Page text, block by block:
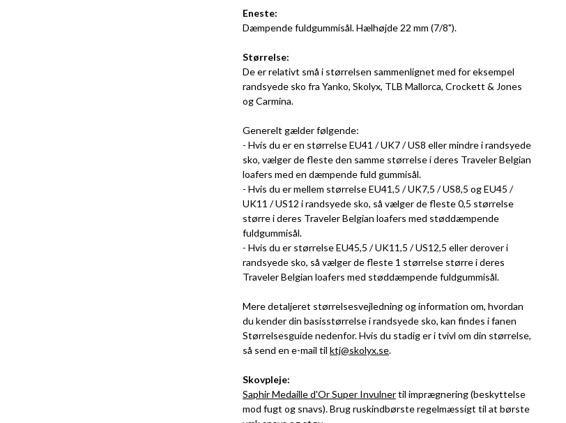
Eneste:
Dæmpende fuldgummisål. Hælhøjde 22 mm (7/8").
Størrelse:
De er relativt små i størrelsen sammenlignet med for eksempel
randsyede sko fra Yanko, Skolyx, TLB Mallorca, Crockett & Jones
og Carmina.
Generelt gælder følgende:
- Hvis du er en størrelse EU41 / UK7 / US8 eller mindre i randsyede
sko, vælger de fleste den samme størrelse i deres Traveler Belgian
loafers med en dæmpende fuld gummisål.
- Hvis du er mellem størrelse EU41,5 / UK7,5 / US8,5 og EU45 /
UK11 / US12 i randsyede sko, så vælger de fleste 0,5 størrelse
større i deres Traveler Belgian loafers med støddæmpende
fuldgummisål.
- Hvis du er størrelse EU45,5 / UK11,5 / US12,5 eller derover i
randsyede sko, så vælger de fleste 1 størrelse større i deres
Traveler Belgian loafers med støddæmpende fuldgummisål.
Mere detaljeret størrelsesvejledning og information om, hvordan
du kender din basisstørrelse i randsyede sko, kan findes i fanen
Størrelsesguide nedenfor. Hvis du stadig er i tvivl om din størrelse,
så send en e-mail til ktj@skolyx.se.
Skovpleje:
Saphir Medaille d'Or Super Invulnertil imprægnering (beskyttelse
mod fugt og snavs). Brug ruskindbørste regelmæssigt til at børste